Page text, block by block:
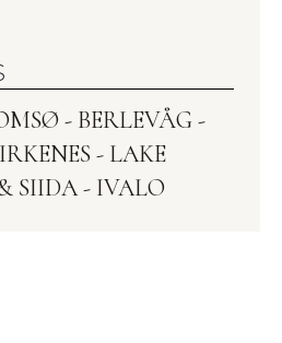
- BERLEVÅG -
- LAKE
SIIDA - IVALO